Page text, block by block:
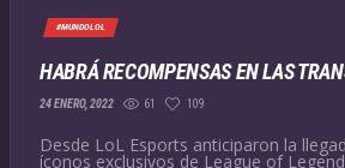
#MUNDOLOL
HABRÁ RECOMPENSAS EN LAS
24 ENERO, 2022 61 109
Desde LoL Esports anticiparon la
íconos exclusivos de League of